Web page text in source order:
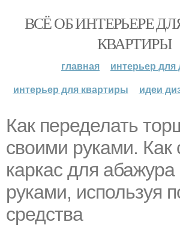
ВСЁ ОБ ИНТЕРЬЕРЕ
КВАРТИРЫ
главная
интерьер для
интерьер для квартиры
идеи
Как переделать
своими руками. Как
каркас для
руками, используя
средства